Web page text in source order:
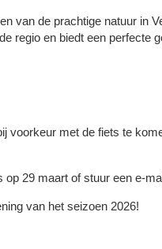
van de prachtige natuur in
regio en biedt een perfecte
voorkeur met de fiets te
29 maart of stuur een e-
van het seizoen 2026!